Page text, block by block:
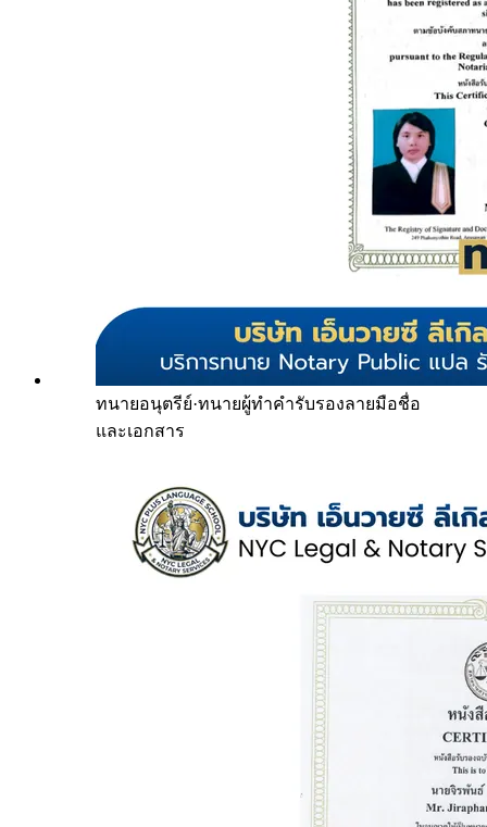
ทนายอนุตรีย์·ทนายผู้ทำคำรับรองลายมือชื่อ
และเอกสาร